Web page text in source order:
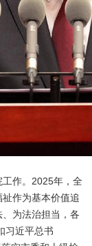
作。2025年，全
作为基本价值追
为法治担当，各
习近平总书